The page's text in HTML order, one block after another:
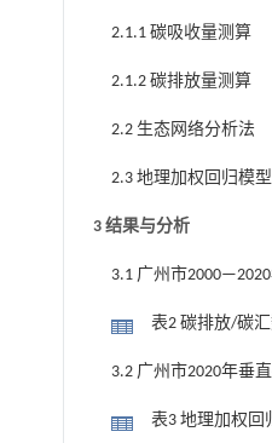
2.1.1 碳吸收量测算
2.1.2 碳排放量测算
2.2 生态网络分析法
2.3 地理加权回归模型
3 结果与分析
3.1 广州市
表2 碳排放/碳
3.2 广州市2020年垂
表3 地理加权回